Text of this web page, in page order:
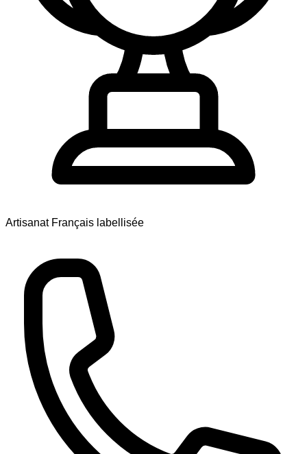
Artisanat Français labellisée